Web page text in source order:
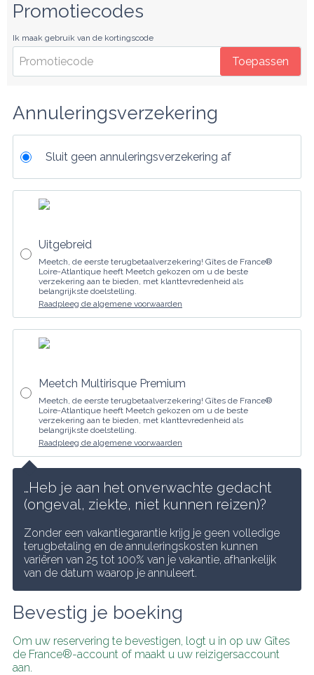
Promotiecodes
Ik maak gebruik van de kortingscode
Toepassen
Annuleringsverzekering
Sluit geen annuleringsverzekering af
Uitgebreid
Meetch, de eerste terugbetaalverzekering! Gîtes de France®
Loire-Atlantique heeft Meetch gekozen om u de beste
verzekering aan te bieden, met klanttevredenheid als
belangrijkste doelstelling.
Raadpleeg de algemene voorwaarden
Meetch Multirisque Premium
Meetch, de eerste terugbetaalverzekering! Gîtes de France®
Loire-Atlantique heeft Meetch gekozen om u de beste
verzekering aan te bieden, met klanttevredenheid als
belangrijkste doelstelling.
Raadpleeg de algemene voorwaarden
…Heb je aan het onverwachte gedacht
(ongeval, ziekte, niet kunnen reizen)?
Zonder een vakantiegarantie krijg je geen volledige
terugbetaling en de annuleringskosten kunnen
variëren van 25 tot 100% van je vakantie, afhankelijk
van de datum waarop je annuleert.
Bevestig je boeking
Om uw reservering te bevestigen, logt u in op uw Gîtes
de France®-account of maakt u uw reizigersaccount
aan.